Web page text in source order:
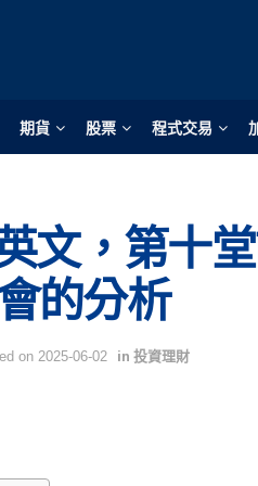
期貨 股票 程式交易
文，第十
的分析
on 2025-06-02 in 投資理財